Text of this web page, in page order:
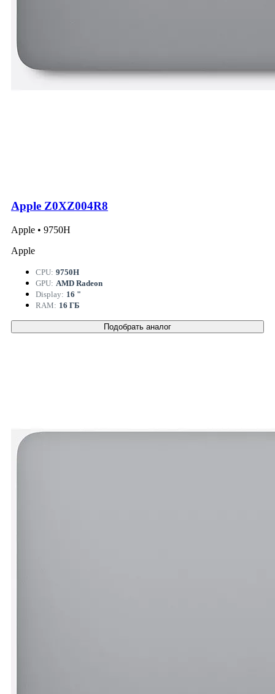
Apple Z0XZ004R8
Apple • 9750H
Apple
CPU: 9750H
GPU: AMD Radeon
Display: 16 "
RAM: 16 ГБ
Подобрать аналог